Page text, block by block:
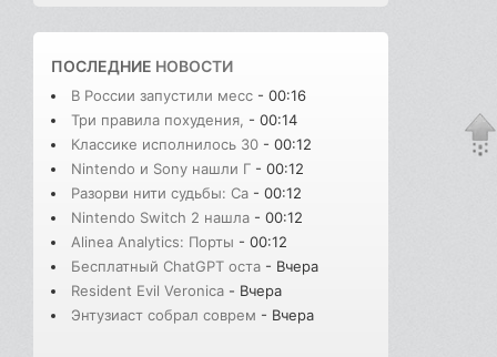
ПОСЛЕДНИЕ НОВОСТИ
В России запустили месс - 00:16
Три правила похудения, - 00:14
Классике исполнилось 30 - 00:12
Nintendo и Sony нашли Г - 00:12
Разорви нити судьбы: Сa - 00:12
Nintendo Switch 2 нашла - 00:12
Alinea Analytics: Порты - 00:12
Бесплатный ChatGPT оста - Вчера
Resident Evil Veronica - Вчера
Энтузиаст собрал соврем - Вчера